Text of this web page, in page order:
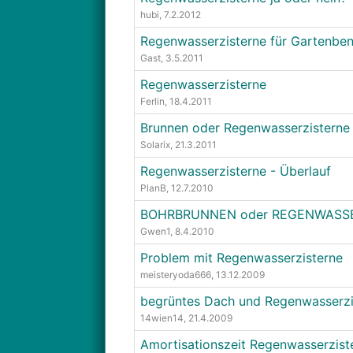
hubi, 7.2.2012
Regenwasserzisterne für
Gast, 3.5.2011
Regenwasserzisterne
Ferlin, 18.4.2011
Brunnen oder Regenwasserzisterne
Solarix, 21.3.2011
Regenwasserzisterne - Überlauf
PlanB, 12.7.2010
BOHRBRUNNEN oder
Gwen1, 8.4.2010
Problem mit Regenwasserzisterne
meisteryoda666, 13.12.2009
begrüntes Dach und
14wien14, 21.4.2009
Amortisationszeit